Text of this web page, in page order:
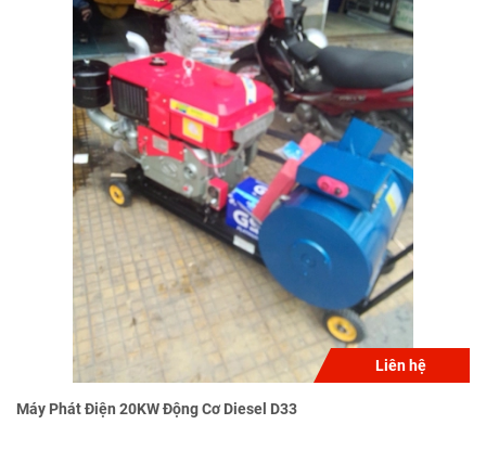
Liên hệ
Máy Phát Điện 20KW Động Cơ Diesel D33